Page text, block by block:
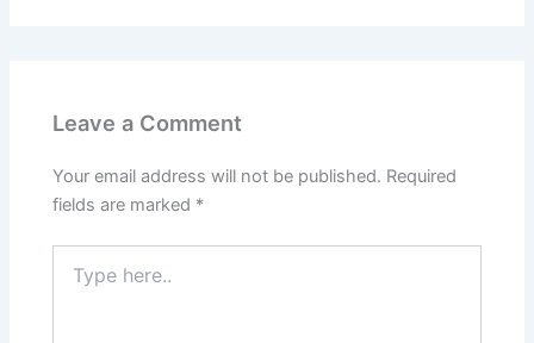
Leave a Comment
Your email address will not be published. Required
fields are marked *
here..